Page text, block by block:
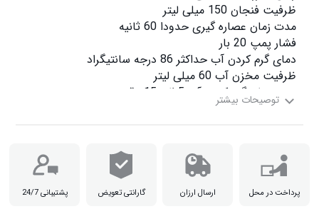
محافظت در برابر حرارت تا 145 درجه
قابلیت استفاده کپسول کوچک ، کپسول بزرگ و پودر
پرداخت در محل ارسال ارزان گارانتی تعویض پشتیبانی 24/7